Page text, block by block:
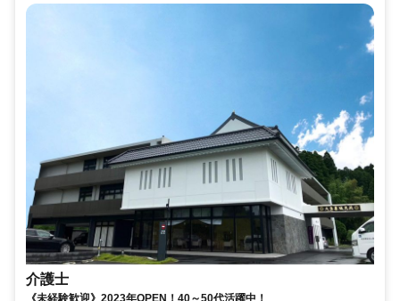
介護士
《未経験歓迎》2023年OPEN！40～50代活躍中！